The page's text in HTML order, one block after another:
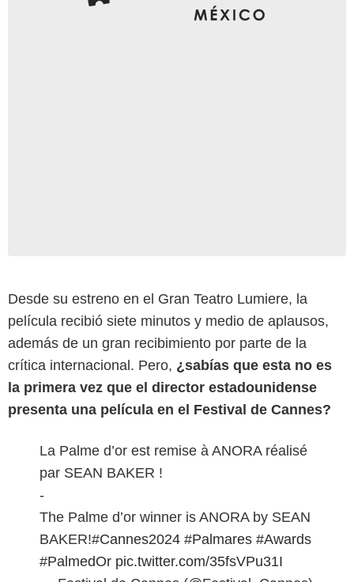
Desde su estreno en el Gran Teatro Lumiere, la
película recibió siete minutos y medio de aplausos,
además de un gran recibimiento por parte de la
crítica internacional. Pero, ¿sabías que esta no es
la primera vez que el director estadounidense
presenta una película en el Festival de Cannes?
La Palme d’or est remise à ANORA réalisé
par SEAN BAKER !
-
The Palme d’or winner is ANORA by SEAN
BAKER!#Cannes2024 #Palmares #Awards
#PalmedOr pic.twitter.com/35fsVPu31I